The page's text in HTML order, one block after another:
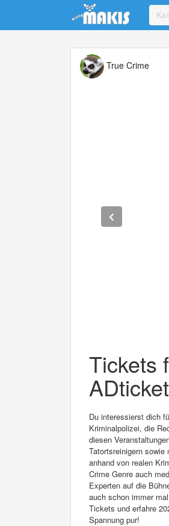
Update cookies preferences
True Crime
Tickets
Du interessierst dich
Kriminalpolizei, die
diesen
Tatortsreinigern sowie
anhand von realen
Crime Genre auch
Experten auf die
auch schon immer
Tickets und erfahre
Spannung pur!